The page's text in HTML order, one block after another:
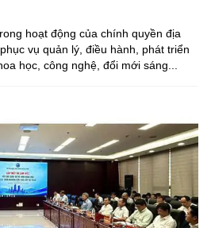
hoạt động của chính quyền địa
vụ quản lý, điều hành, phát triển
học, công nghệ, đổi mới sáng...